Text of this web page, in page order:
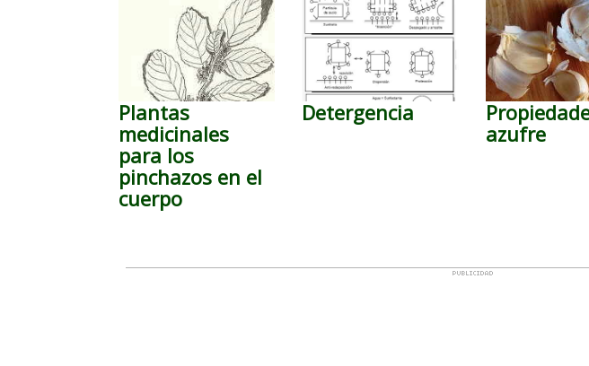
Plantas
medicinales
para los
pinchazos en el
cuerpo
Detergencia
azufre